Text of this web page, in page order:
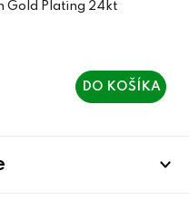
Gold Plating 24kt
DO KOŠÍKA